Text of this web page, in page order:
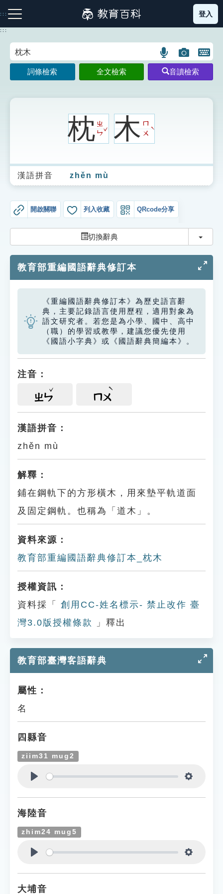
到
主
:::
注音索引圖示 筆畫索引圖示 部首索引表圖示
生字詞彙表
成語故事
索引選單
單字索引
生命大百科索引
遊戲專區
教學應用
貓頭鷹博士
登入
:::
語
言
搜
圖
片
搜
開
鍵
圖
詞條檢索 全文檢索 音讀檢索
枕ㄓ
ㄣ
ˇ木ㄇ
ㄨ
ˋ
漢語拼音 zhěn mù
開啟關聯 列入收藏 QRcode分享
切換辭典 切換
教育部重編國語辭典修訂本
《重編國語辭典修訂本》為歷史語言辭
典，主要記錄語言使用歷程，適用對象為
語文研究者。若您是為小學、國中、高中
（職）的學習或教學，建議您優先使用
《國語小字典》或《國語辭典簡編本》。
注音：
ㄓㄣ ㄇㄨ
漢語拼音：
zhěn mù
解釋：
鋪在鋼軌下的方形橫木，用來墊平軌道面
及固定鋼軌。也稱為「道木」。
資料來源：
教育部重編國語辭典修訂本_枕木
授權資訊：
資料採「
創用CC-姓名標示- 禁止改作 臺
灣3.0版授權條款
」釋出
教育部臺灣客語辭典
屬性：
名
四縣音
ziim31 mug2
海陸音
zhim24 mug5
大埔音